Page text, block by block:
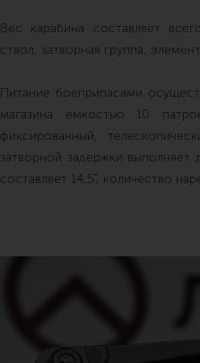
Вес карабина составляет
ствол, затворная группа,
Питание боеприпасами
магазина емкостью 10
фиксированный,
затворной задержки выполняет
составляет 14,5", количество